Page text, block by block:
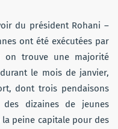
du président Rohani –
ont été exécutées par
on trouve une majorité
le mois de janvier,
dont trois pendaisons
des dizaines de jeunes
peine capitale pour des